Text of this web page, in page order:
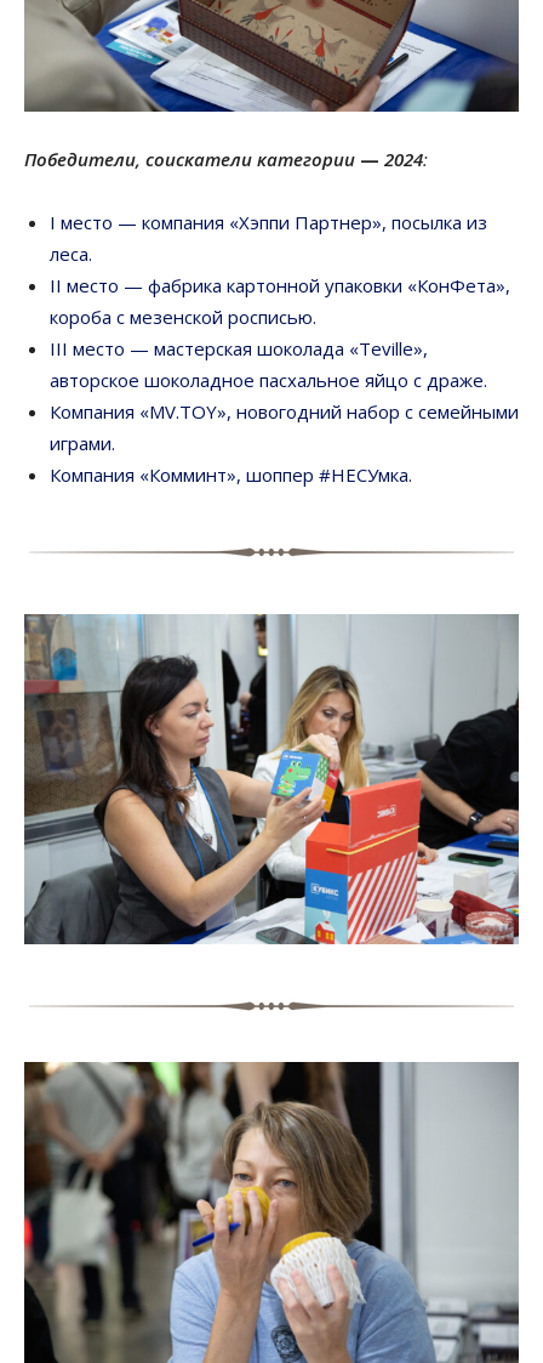
Победители, соискатели категории — 2024:
I место — компания «Хэппи Партнер», посылка из
леса.
II место — фабрика картонной упаковки «КонФета»,
короба с мезенской росписью.
III место — мастерская шоколада «Teville»,
авторское шоколадное пасхальное яйцо с драже.
Компания «MV.TOY», новогодний набор с семейными
играми.
Компания «Комминт», шоппер #НЕСУмка.